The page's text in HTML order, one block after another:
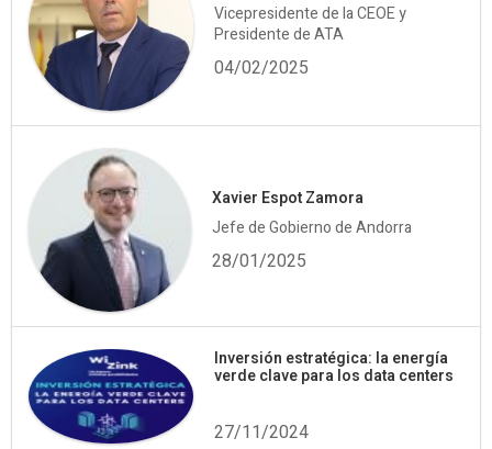
Vicepresidente de la CEOE y
Presidente de ATA
04/02/2025
Xavier Espot Zamora
Jefe de Gobierno de Andorra
28/01/2025
Inversión estratégica: la energía
verde clave para los data centers
27/11/2024